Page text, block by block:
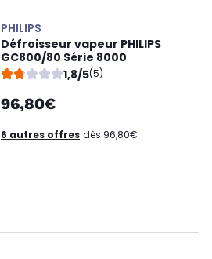
PHILIPS
Défroisseur vapeur PHILIPS
GC800/80 Série 8000
1,8/5(5)
96,80€
6 autres offres dès 96,80€